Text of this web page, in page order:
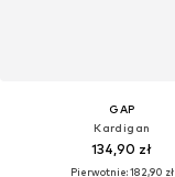
GAP
Kardigan
134,90 zł
Pierwotnie: 182,90 zł